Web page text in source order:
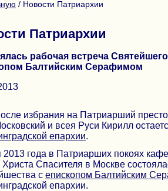
/ Новости Патриархии
Патриархии
рабочая встреча
Балтийским Серафимом
избрания на Патриарший
и всея Руси Кирилл
епархии.
2013 года в Патриарших покоях
Спасителя в Москве
с епископом Балтийским
епархии.